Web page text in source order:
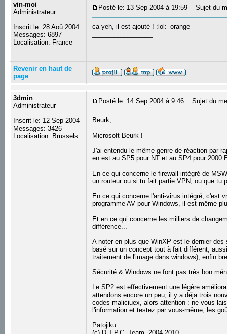
vin-moi
Administrateur
Inscrit le: 28 Aoû 2004
Messages: 6897
Localisation: France
Posté le: 13 Sep 2004 à 19:59 Sujet du
ca yeh, il est ajouté ! :lol:_orange
Revenir en haut de
page
3dmin
Administrateur
Inscrit le: 12 Sep 2004
Messages: 3426
Localisation: Brussels
Posté le: 14 Sep 2004 à 9:46 Sujet du
Beurk,
Microsoft Beurk !
J'ai entendu le même genre de réaction par
en est au SP5 pour NT et au SP4 pour
En ce qui concerne le firewall intégré de
un routeur ou si tu fait partie VPN, ou que tu
En ce qui concerne l'anti-virus intégré, c'est
programme AV pour Windows, il est même
Et en ce qui concerne les milliers de
différence...
A noter en plus que WinXP est le dernier
basé sur un concept tout à fait différent,
traitement de l'image dans windows), enfin
Sécurité & Windows ne font pas très bon
Le SP2 est effectivement une légère
attendons encore un peu, il y a déja trois
codes maliciuex, alors attention : ne vous
l'information et testez par vous-même, les
Patojiku